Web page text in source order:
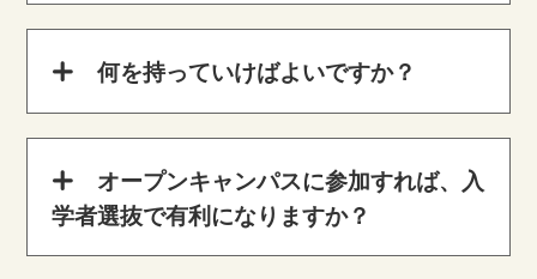
何を持っていけばよいですか？
オープンキャンパスに参加すれば、入
学者選抜で有利になりますか？